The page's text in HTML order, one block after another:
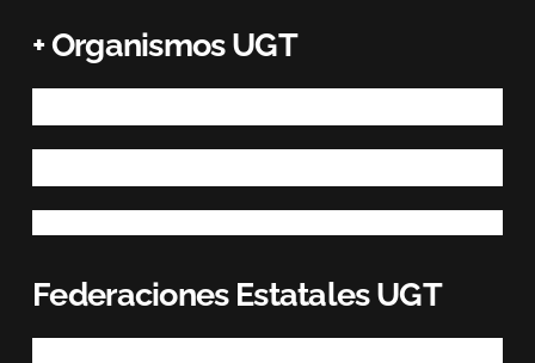
+ Organismos UGT
Federaciones Estatales UGT